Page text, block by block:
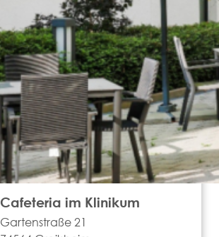
Cafeteria im Klinikum
Gartenstraße 21